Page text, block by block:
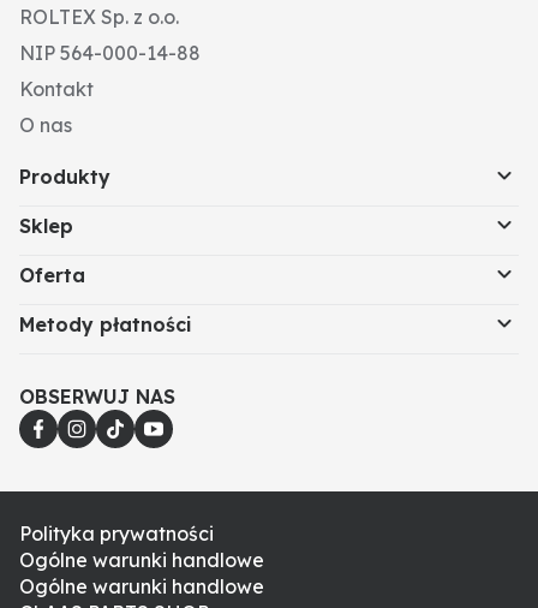
ROLTEX Sp. z o.o.
NIP 564-000-14-88
Kontakt
O nas
Produkty
Sklep
Oferta
Metody płatności
OBSERWUJ NAS
Polityka prywatności
Ogólne warunki handlowe
Ogólne warunki handlowe